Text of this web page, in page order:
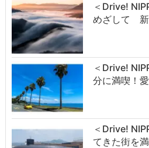
＜Drive!
めざして 新
＜Drive!
分に満喫！
＜Drive!
てきた街を